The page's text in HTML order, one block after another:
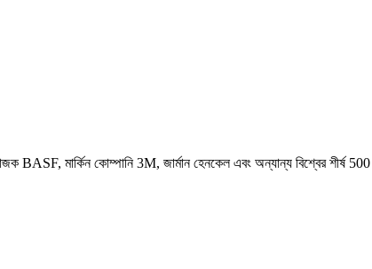
মার্কিন কোম্পানি 3M, জার্মান হেনকেল এবং অন্যান্য বিশ্বের শীর্ষ 500